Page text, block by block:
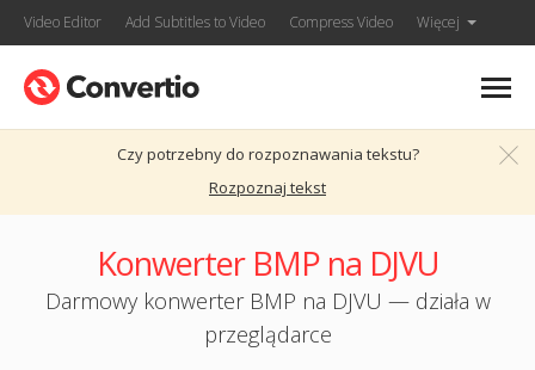
Video Editor Add Subtitles to Video Compress Video Więcej
Czy potrzebny do rozpoznawania tekstu?
Rozpoznaj tekst
Konwerter BMP na DJVU
Darmowy konwerter BMP na DJVU — działa w
przeglądarce